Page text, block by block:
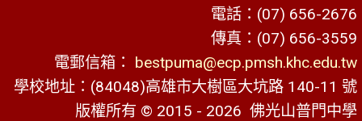
電話：(07) 656-2676
傳真：(07) 656-3559
電郵信箱： bestpuma@ecp.pmsh.khc.edu.tw
學校地址：(84048)高雄市大樹區大坑路 140-11 號
版權所有 © 2015 - 2026 佛光山普門中學